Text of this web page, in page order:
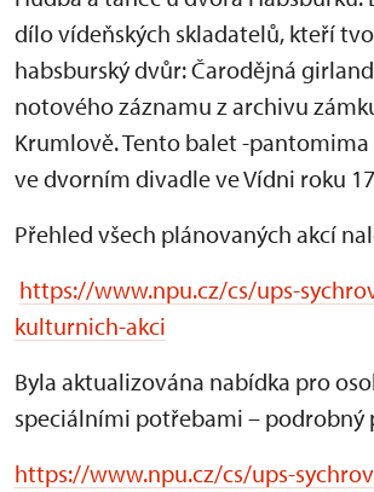
dílo vídeňských skladatelů, kteří
habsburský dvůr: Čarodějná
notového záznamu z archivu
Krumlově. Tento balet -
ve dvorním divadle ve Vídni roku
Přehled všech plánovaných akcí
https://www.npu.cz/cs/ups-
kulturnich-akci
Byla aktualizována nabídka pro
speciálními potřebami – podrobný
https://www.npu.cz/cs/ups-